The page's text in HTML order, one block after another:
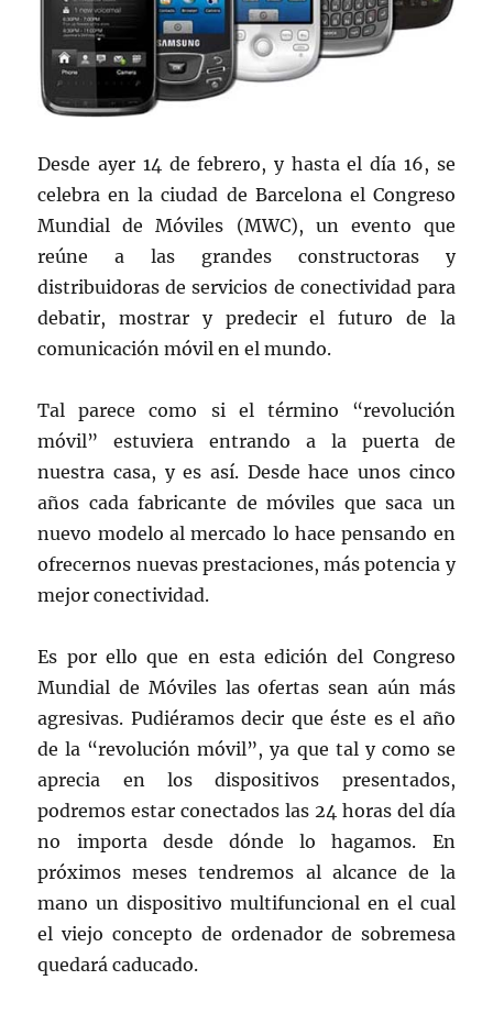
Desde ayer 14 de febrero, y hasta el día 16, se
celebra en la ciudad de Barcelona el Congreso
Mundial de Móviles (MWC), un evento que
reúne a las grandes constructoras y
distribuidoras de servicios de conectividad para
debatir, mostrar y predecir el futuro de la
comunicación móvil en el mundo.
Tal parece como si el término “revolución
móvil” estuviera entrando a la puerta de
nuestra casa, y es así. Desde hace unos cinco
años cada fabricante de móviles que saca un
nuevo modelo al mercado lo hace pensando en
ofrecernos nuevas prestaciones, más potencia y
mejor conectividad.
Es por ello que en esta edición del Congreso
Mundial de Móviles las ofertas sean aún más
agresivas. Pudiéramos decir que éste es el año
de la “revolución móvil”, ya que tal y como se
aprecia en los dispositivos presentados,
podremos estar conectados las 24 horas del día
no importa desde dónde lo hagamos. En
próximos meses tendremos al alcance de la
mano un dispositivo multifuncional en el cual
el viejo concepto de ordenador de sobremesa
quedará caducado.